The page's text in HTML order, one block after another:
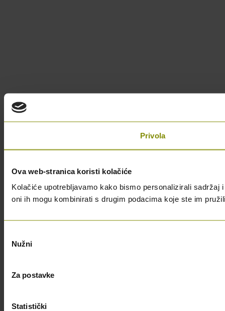
Privola
Ova web-stranica koristi kolačiće
Kolačiće upotrebljavamo kako bismo personalizirali
oni ih mogu kombinirati s drugim podacima koje ste im
pristanka
Nužni
Za postavke
Statistički